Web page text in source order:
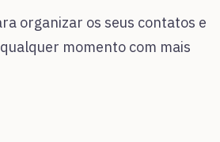
organizar os seus contatos e
momento com mais